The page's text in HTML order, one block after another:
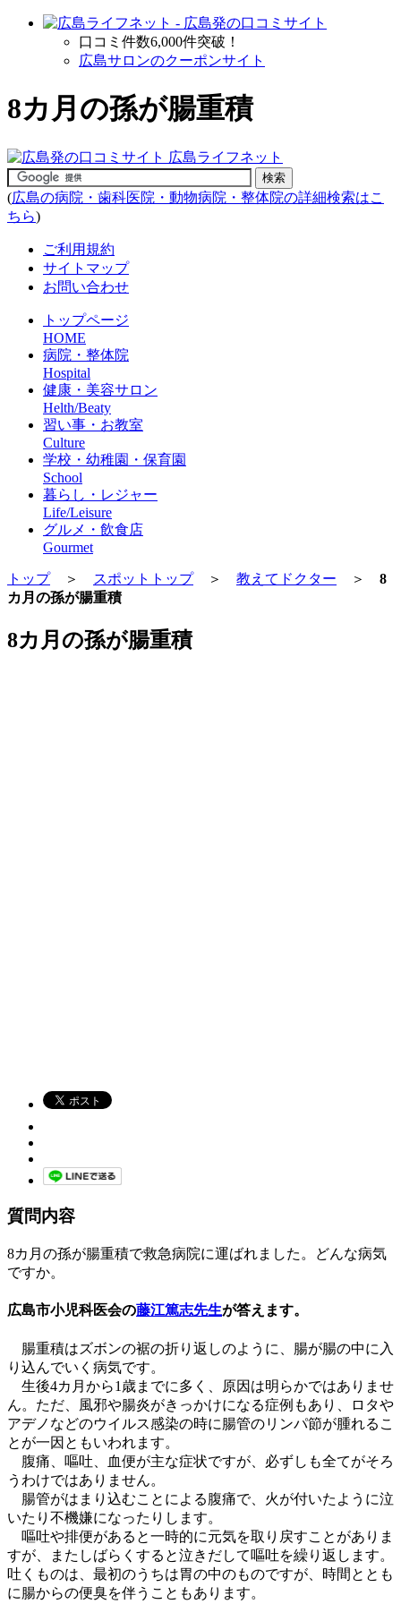
口コミ件数6,000件突破！
広島サロンのクーポンサイト
8カ月の孫が腸重積
(広島の病院・歯科医院・動物病院・整体院の詳細検索はこ
ちら)
ご利用規約
サイトマップ
お問い合わせ
トップページ
HOME
病院・整体院
Hospital
健康・美容サロン
Helth/Beaty
習い事・お教室
Culture
学校・幼稚園・保育園
School
暮らし・レジャー
Life/Leisure
グルメ・飲食店
Gourmet
トップ＞ スポットトップ＞ 教えてドクター ＞ 8
カ月の孫が腸重積
8カ月の孫が腸重積
質問内容
8カ月の孫が腸重積で救急病院に運ばれました。どんな病気
ですか。
広島市小児科医会の藤江篤志先生が答えます。
腸重積はズボンの裾の折り返しのように、腸が腸の中に入
り込んでいく病気です。
生後4カ月から1歳までに多く、原因は明らかではありませ
ん。ただ、風邪や腸炎がきっかけになる症例もあり、ロタや
アデノなどのウイルス感染の時に腸管のリンパ節が腫れるこ
とが一因ともいわれます。
腹痛、嘔吐、血便が主な症状ですが、必ずしも全てがそろ
うわけではありません。
腸管がはまり込むことによる腹痛で、火が付いたように泣
いたり不機嫌になったりします。
嘔吐や排便があると一時的に元気を取り戻すことがありま
すが、またしばらくすると泣きだして嘔吐を繰り返します。
吐くものは、最初のうちは胃の中のものですが、時間ととも
に腸からの便臭を伴うこともあります。